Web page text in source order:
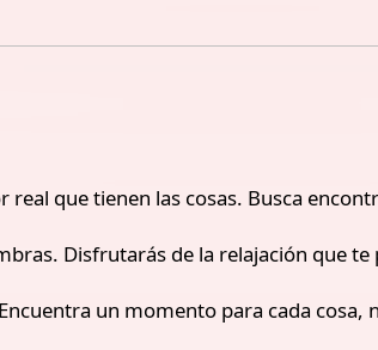
real que tienen las cosas. Busca
Disfrutarás de la relajación que
un momento para cada cosa,